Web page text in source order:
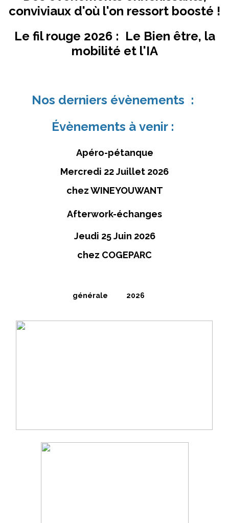
conviviaux d'où l'on ressort boosté !
Le fil rouge 2026 : Le Bien être, la
mobilité et l'IA
Nos derniers évènements :
Évènements à venir :
Apéro-pétanque
Mercredi 22 Juillet 2026
chez WINEYOUWANT
Afterwork-échanges
Jeudi 25 Juin 2026
chez COGEPARC
générale 2026